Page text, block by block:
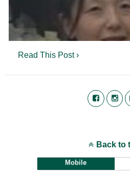
Read This Post ›
Back to
Mobile